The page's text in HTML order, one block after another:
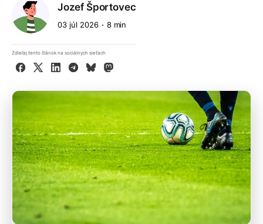
Jozef Športovec
03 júl 2026 8 min
Zdieľaj tento článok na sociálnych sieťach
Facebook
X LinkedInTelegram
BlueskyMastodon